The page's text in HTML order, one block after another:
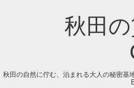
秋田
秋田の自然に佇む、泊まれる大人の秘密基